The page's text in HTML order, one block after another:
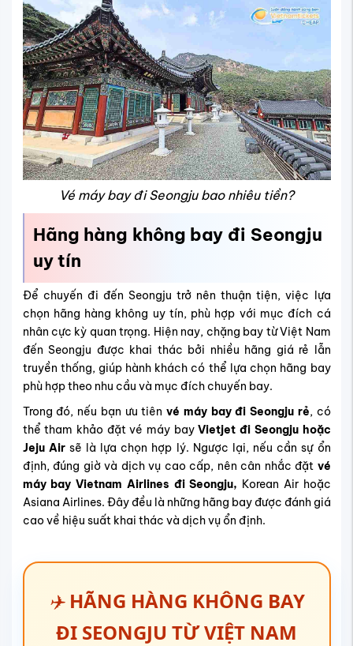
Vé máy bay đi Seongju bao nhiêu tiền?
Hãng hàng không bay đi Seongju
uy tín
Để chuyến đi đến Seongju trở nên thuận tiện, việc lựa
chọn hãng hàng không uy tín, phù hợp với mục đích cá
nhân cực kỳ quan trọng. Hiện nay, chặng bay từ Việt Nam
đến Seongju được khai thác bởi nhiều hãng giá rẻ lẫn
truyền thống, giúp hành khách có thể lựa chọn hãng bay
phù hợp theo nhu cầu và mục đích chuyến bay.
Trong đó, nếu bạn ưu tiên vé máy bay đi Seongju rẻ, có
thể tham khảo đặt vé máy bayVietjet đi Seongju hoặc
Jeju Airsẽ là lựa chọn hợp lý. Ngược lại, nếu cần sự ổn
định, đúng giờ và dịch vụ cao cấp, nên cân nhắc đặt vé
máy bay Vietnam Airlines đi Seongju, Korean Air hoặc
Asiana Airlines. Đây đều là những hãng bay được đánh giá
cao về hiệu suất khai thác và dịch vụ ổn định.
✈️ HÃNG HÀNG KHÔNG BAY
ĐI SEONGJU TỪ VIỆT NAM